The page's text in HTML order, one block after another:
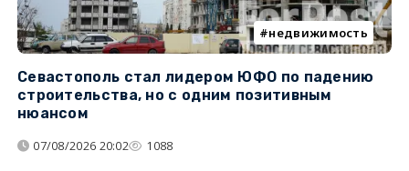
недвижимость
Севастополь стал лидером ЮФО по падению
строительства, но с одним позитивным
нюансом
07/08/2026 20:02 1088